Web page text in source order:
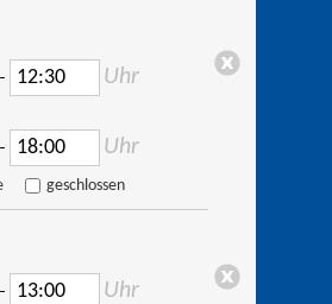
– Uhr
– Uhr
geschlossen
– Uhr